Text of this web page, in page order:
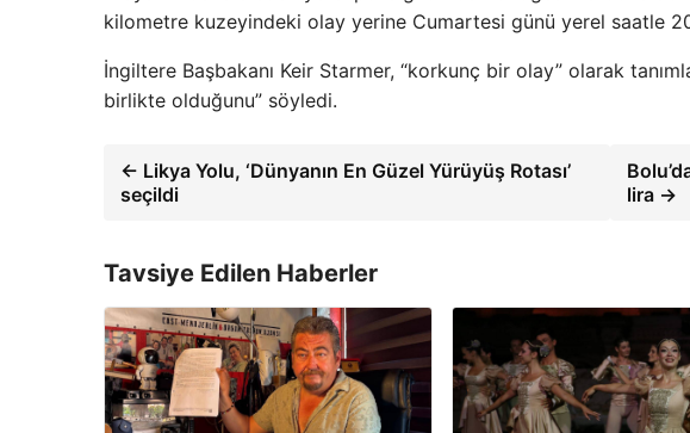
kilometre kuzeyindeki olay yerine Cumartesi günü yerel saatle
İngiltere Başbakanı Keir Starmer, “korkunç bir olay” olarak
birlikte olduğunu” söyledi.
← Likya Yolu, ‘Dünyanın En Güzel Yürüyüş Rotası’
seçildi
lira →
Tavsiye Edilen Haberler